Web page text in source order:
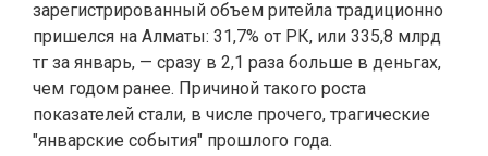
зарегистрированный объем ритейла традиционно
пришелся на Алматы: 31,7% от РК, или 335,8 млрд
тг за январь, — сразу в 2,1 раза больше в деньгах,
чем годом ранее. Причиной такого роста
показателей стали, в числе прочего, трагические
"январские события" прошлого года.